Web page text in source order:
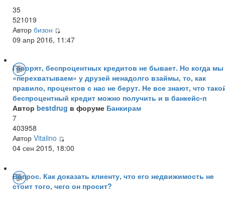
35
521019
Автор бизон
09 апр 2016, 11:47
Говорят, беспроцентных кредитов не бывает. Но когда мы
«перехватываем» у друзей ненадолго взаймы, то, как
правило, процентов с нас не берут. Не все знают, что
беспроцентный кредит можно получить и в банкейс-п
Автор bestdrug в форуме Банкирам
7
403958
Автор Vitalino
04 сен 2015, 18:00
Вопрос. Как доказать клиенту, что его недвижимость не
стоит того, чего он просит?